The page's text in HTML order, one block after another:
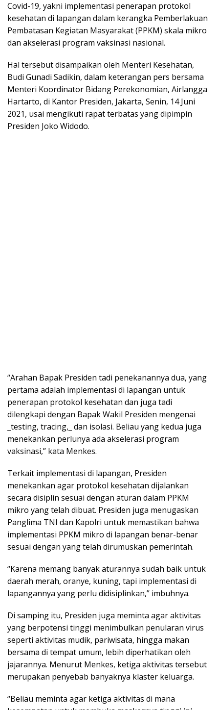
Covid-19, yakni implementasi penerapan protokol
kesehatan di lapangan dalam kerangka Pemberlakuan
Pembatasan Kegiatan Masyarakat (PPKM) skala mikro
dan akselerasi program vaksinasi nasional.
Hal tersebut disampaikan oleh Menteri Kesehatan,
Budi Gunadi Sadikin, dalam keterangan pers bersama
Menteri Koordinator Bidang Perekonomian, Airlangga
Hartarto, di Kantor Presiden, Jakarta, Senin, 14 Juni
2021, usai mengikuti rapat terbatas yang dipimpin
Presiden Joko Widodo.
“Arahan Bapak Presiden tadi penekanannya dua, yang
pertama adalah implementasi di lapangan untuk
penerapan protokol kesehatan dan juga tadi
dilengkapi dengan Bapak Wakil Presiden mengenai
_testing, tracing,_ dan isolasi. Beliau yang kedua juga
menekankan perlunya ada akselerasi program
vaksinasi,” kata Menkes.
Terkait implementasi di lapangan, Presiden
menekankan agar protokol kesehatan dijalankan
secara disiplin sesuai dengan aturan dalam PPKM
mikro yang telah dibuat. Presiden juga menugaskan
Panglima TNI dan Kapolri untuk memastikan bahwa
implementasi PPKM mikro di lapangan benar-benar
sesuai dengan yang telah dirumuskan pemerintah.
“Karena memang banyak aturannya sudah baik untuk
daerah merah, oranye, kuning, tapi implementasi di
lapangannya yang perlu didisiplinkan,” imbuhnya.
Di samping itu, Presiden juga meminta agar aktivitas
yang berpotensi tinggi menimbulkan penularan virus
seperti aktivitas mudik, pariwisata, hingga makan
bersama di tempat umum, lebih diperhatikan oleh
jajarannya. Menurut Menkes, ketiga aktivitas tersebut
merupakan penyebab banyaknya klaster keluarga.
“Beliau meminta agar ketiga aktivitas di mana